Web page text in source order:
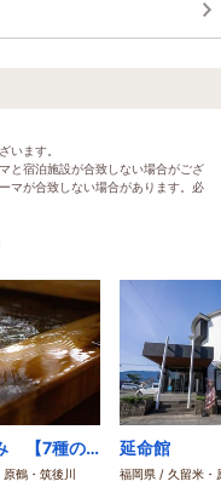
います。
と宿泊施設が合致しない場合がござ
マが合致しない場合があります。必
旅館とよとみ 【7種の湯めぐりを愉しむ隠れ宿】
鶴・筑後川
延命館
福岡県 / 久留米・